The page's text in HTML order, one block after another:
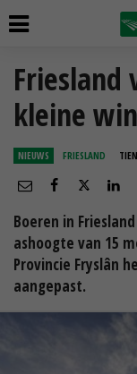
Friesland
kleine
NIEUWS FRIESLAND
Boeren in
ashoogte van 15
Provincie Fryslân
aangepast.